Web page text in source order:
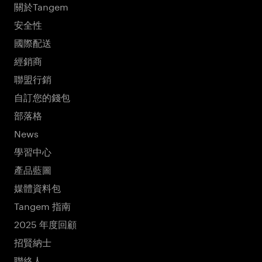
關於Tangem
安全性
國際配送
經銷商
聯盟行銷
自訂您的錢包
部落格
News
學習中心
產品藍圖
媒體資料包
Tangem 指南
2025 年度回顧
招賢納士